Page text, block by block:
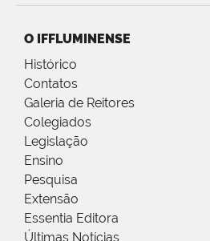
O IFFLUMINENSE
Histórico
Contatos
Galeria de Reitores
Colegiados
Legislação
Ensino
Pesquisa
Extensão
Essentia Editora
Últimas Notícias